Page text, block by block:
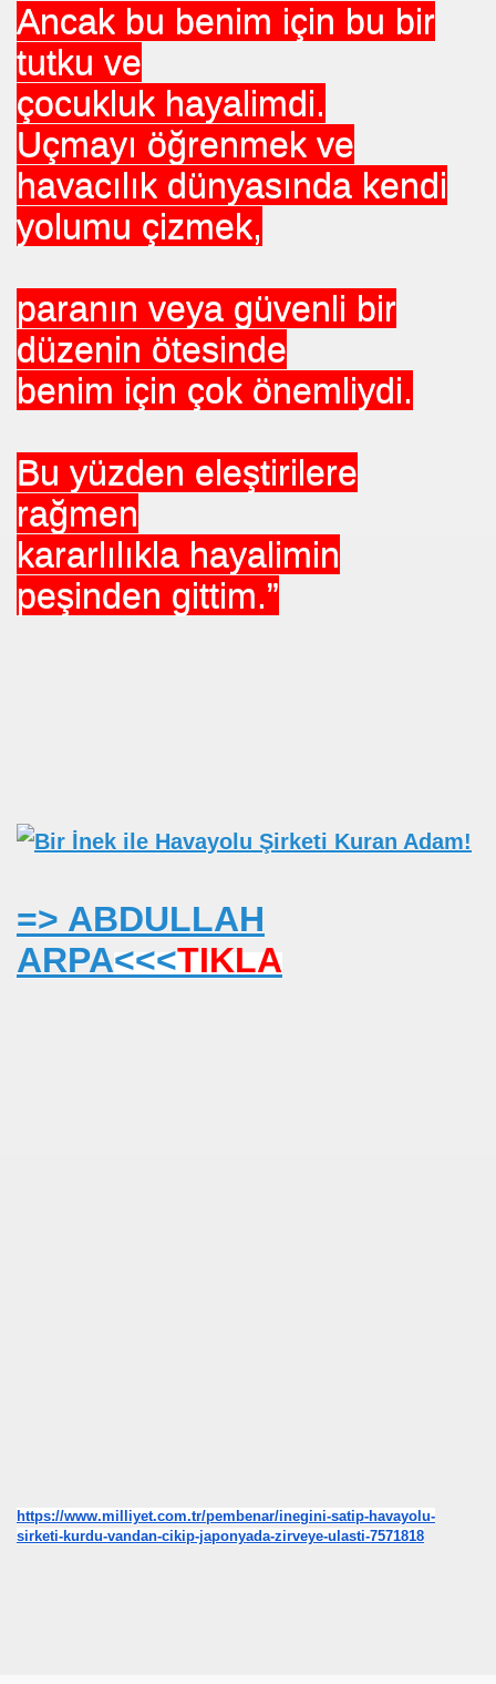
Ancak bu benim için bu bir
tutku ve
çocukluk hayalimdi.
Uçmayı öğrenmek ve
havacılık dünyasında kendi
yolumu çizmek,
paranın veya güvenli bir
düzenin ötesinde
benim için çok önemliydi.
Bu yüzden eleştirilere
rağmen
kararlılıkla hayalimin
peşinden gittim.”
=> ABDULLAH
ARPA<<<TIKLA
https://www.milliyet.com.tr/pembenar/inegini-satip-havayolu-
sirketi-kurdu-vandan-cikip-japonyada-zirveye-ulasti-7571818
Girişimci.